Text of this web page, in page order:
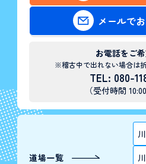
メールで
お電話をご
※稽古中で出れない場合は
TEL: 080-
（受付時間
道場一覧